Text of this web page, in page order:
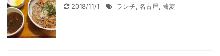
2018/11/1 ランチ, 名古屋, 蕎麦